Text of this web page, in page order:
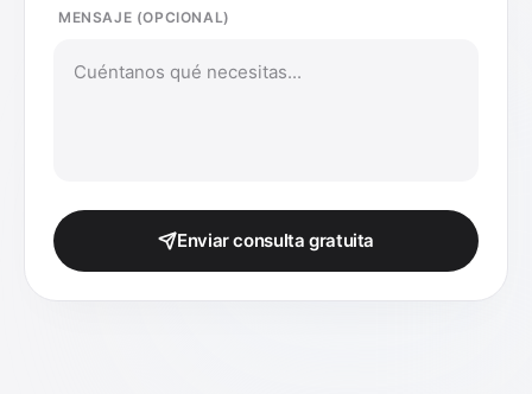
MENSAJE (OPCIONAL)
Enviar consulta gratuita